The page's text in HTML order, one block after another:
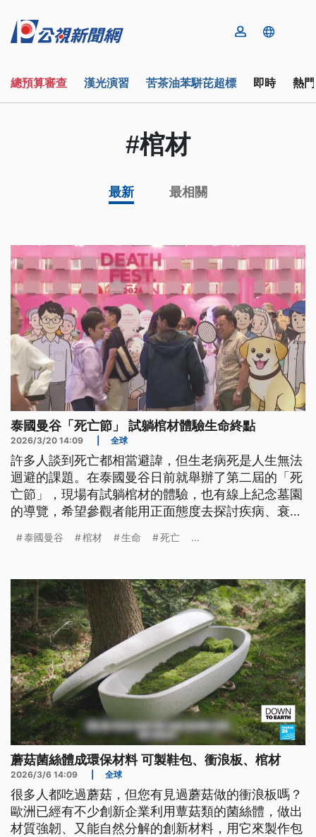
總預算審查 漢光演習 苦茶油苯駢芘超標 即時 熱
#棺材
最新 最相關
泰國曼谷「死亡節」 試躺棺材體驗生命終點
2026/3/20 14:09 全球
許多人談到死亡都相當避諱，但生老病死是人生無法
迴避的課題。在泰國曼谷日前就舉辦了第二屆的「死
亡節」，現場有試躺棺材的體驗，也有線上紀念墓園
的導覽，希望參觀者能用正面態度去探討疾病、衰老
泰國曼谷 棺材 生命 死亡 ...
蘑菇菌絲體成環保材料 可製鞋包、衝浪板、棺材
2026/3/6 14:09 全球
很多人都吃過蘑菇，但您有見過蘑菇做的衝浪板嗎？
歐洲已經有不少創新企業利用蕈菇類的菌絲體，做出
材質強韌、又能自然分解的創新材料，用它來製作包